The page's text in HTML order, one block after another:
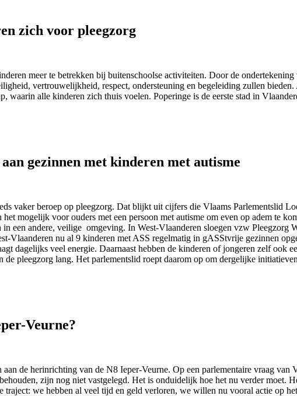
zich voor pleegzorg
meer te betrekken bij buitenschoolse activiteiten. Door de
vertrouwelijkheid, respect, ondersteuning en begeleiding zullen
waarin alle kinderen zich thuis voelen. Poperinge is de eerste stad in
gezinnen met kinderen met autisme
vaker beroep op pleegzorg. Dat blijkt uit cijfers die Vlaams Parlementslid
mogelijk voor ouders met een persoon met autisme om even op adem te
een andere, veilige omgeving. In West-Vlaanderen sloegen vzw Pleegzorg
Vlaanderen nu al 9 kinderen met ASS regelmatig in gASStvrije gezinnen
dagelijks veel energie. Daarnaast hebben de kinderen of jongeren zelf ook
pleegzorg lang. Het parlementslid roept daarom op om dergelijke
Veurne?
de herinrichting van de N8 Ieper-Veurne. Op een parlementaire vraag
zijn nog niet vastgelegd. Het is onduidelijk hoe het nu verder moet.
we hebben al veel tijd en geld verloren, we willen nu vooral actie op